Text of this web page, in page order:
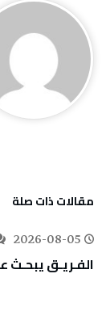
‫مقالات ذات صلة‬
2026-08-05
الفـريـق‭ ‬يبحـث‭ ‬عـن‭ ‬خيـارات‭ ‬جـديدة